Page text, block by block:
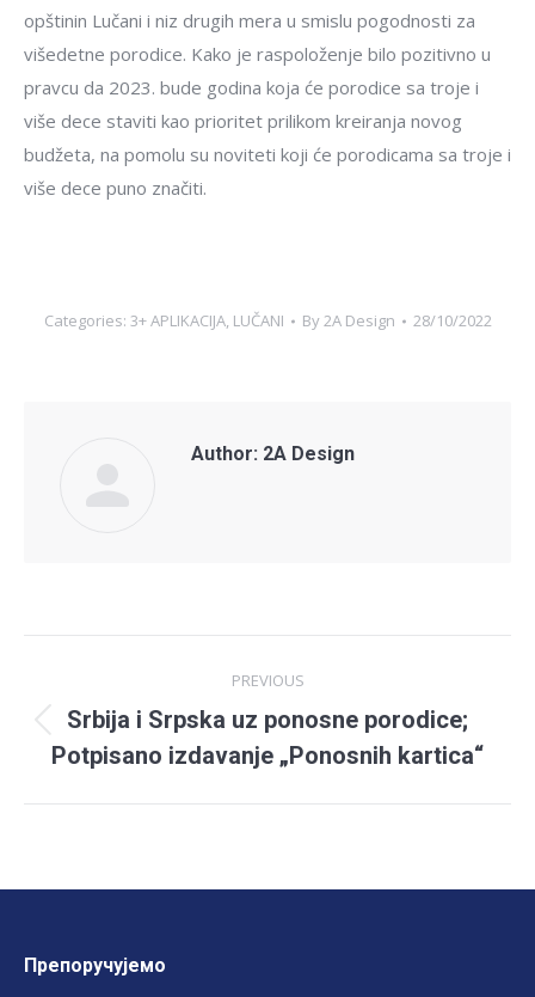
opštinin Lučani i niz drugih mera u smislu pogodnosti za
višedetne porodice. Kako je raspoloženje bilo pozitivno u
pravcu da 2023. bude godina koja će porodice sa troje i
više dece staviti kao prioritet prilikom kreiranja novog
budžeta, na pomolu su noviteti koji će porodicama sa troje i
više dece puno značiti.
Categories: 3+ APLIKACIJA, LUČANI By2A Design 28/10/2022
Author: 2A Design
navigation
PREVIOUS
Previous
post:
Srbija i Srpska uz ponosne porodice;
Potpisano izdavanje „Ponosnih kartica“
Препоручујемо